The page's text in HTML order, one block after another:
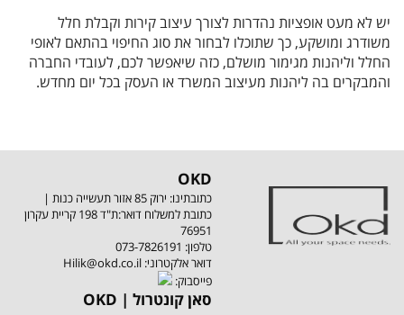
יש לא מעט אופציות נהדרות לצורך עיצוב קירות וקבלת חלל
משודרג ומושקע, כך שתוכלו לבחור את סוג החיפוי בהתאם לאופי
החלל וליהנות מגימור מושלם, כזה שיאפשר לכם, לעובדי החברה
והמבקרים בה ליהנות מעיצוב המשרד או העסק בכל יום מחדש.
OKD
כתובתינו: ירוק 85 אזור תעשייה כנות |
כתובת למשלוח דואר:ת"ד 198 קריית עקרון
76951
טלפון: 073-7826191
Hilik@okd.co.il :דואר אלקטרוני
:פייסבוק
OKD | סאן קונטרול